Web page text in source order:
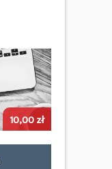
10,00zł